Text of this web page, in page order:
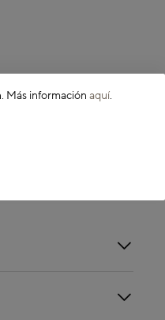
Más información aquí.